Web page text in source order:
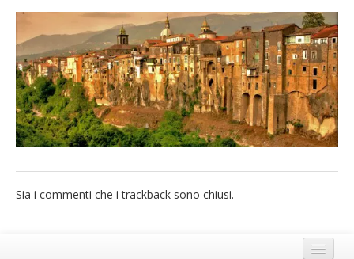
Partner
Contatti
Italiano
German
English
Spanish
French
news ed eventi
ecohotel
rassegna stampa
Sia i commenti che i trackback sono chiusi.